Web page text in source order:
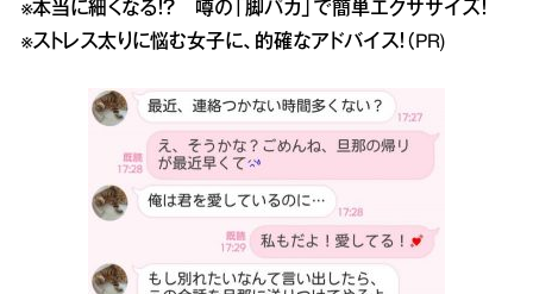
※本当に細くなる！？ 噂の「脚パカ」で簡単エクササイズ！
※ストレス太りに悩む女子に、的確なアドバイス！（PR)